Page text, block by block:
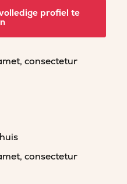
consectetur
consectetur
profiel te
consectetur